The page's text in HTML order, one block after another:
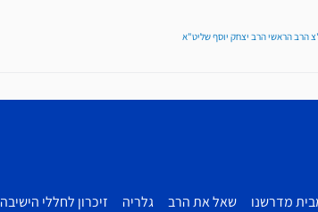
הרב הראשי הרב יצחק יוסף שליט"א
מדרשנו שאל את הרב גלריה
זיכרון לחללי הישיבה